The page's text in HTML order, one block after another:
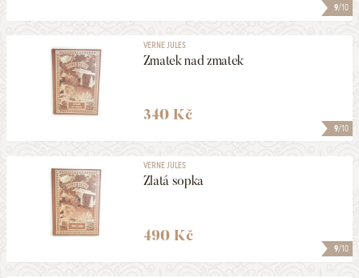
9/10
9/10
VERNE JULES
Zmatek nad zmatek
340 Kč
9/10
VERNE JULES
Zlatá sopka
490 Kč